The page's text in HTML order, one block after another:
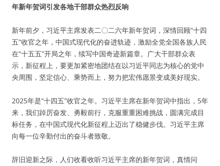
年新年贺词引发各地干部群众热烈反响
新年前夕，习近平主席发表二〇二六年新年贺词，深情回顾“十四
五”收官之年，中国式现代化的奋进轨迹，激励全党全国各族人民
在“十五五”开局之年，续写中国奇迹新篇章。广大干部群众表
示，新征程上，要更加紧密地团结在以习近平同志为核心的党中
央周围，坚定信心、乘势而上，努力把宏伟愿景变成美好现实。
2025年是“十四五”收官之年。习近平主席在新年贺词中指出，5年
来，我们踔厉奋发、勇毅前行，克服重重困难挑战，圆满完成目
标任务，在中国式现代化新征程上迈出了稳健步伐。习近平主席
向每一位辛勤付出的奋斗者致敬。
辞旧迎新之际，人们收看收听习近平主席的新年贺词，真情问